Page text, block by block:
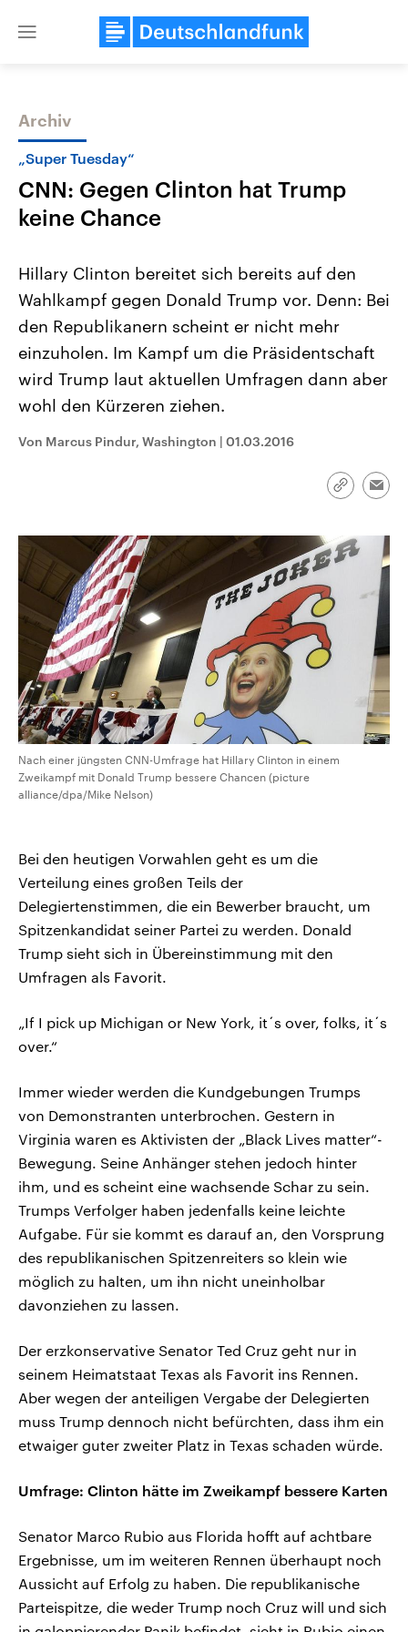
Close
Themen
Landtagswahl Sachsen-Anhalt
2026
Alle Informationen
Sachsen-Anhalt wählt am 6.
September 2026 einen neuen
Landtag. Seit 2021 wird das
Bundesland von einer Koalition aus
Umfragen, Prognosen,
Wahlprogramme, aktuelle Berichte
USA
Aktuelle Beiträge,
Hintergründe
Wirtschaftlich und
gehören die Vereinigten
den mächtigsten Ländern
Archiv
„Super Tuesday“
CNN: Gegen Clinton hat Trump
keine Chance
Hillary Clinton bereitet sich bereits auf den
Wahlkampf gegen Donald Trump vor. Denn: Bei
den Republikanern scheint er nicht mehr
einzuholen. Im Kampf um die Präsidentschaft
wird Trump laut aktuellen Umfragen dann aber
wohl den Kürzeren ziehen.
Von Marcus Pindur, Washington | 01.03.2016
Link
Nach einer jüngsten CNN-Umfrage hat Hillary Clinton in einem
Zweikampf mit Donald Trump bessere Chancen (picture
alliance/dpa/Mike Nelson)
Bei den heutigen Vorwahlen geht es um die
Verteilung eines großen Teils der
Delegiertenstimmen, die ein Bewerber braucht, um
Spitzenkandidat seiner Partei zu werden. Donald
Trump sieht sich in Übereinstimmung mit den
Umfragen als Favorit.
„If I pick up Michigan or New York, it´s over, folks, it´s
over.“
Immer wieder werden die Kundgebungen Trumps
von Demonstranten unterbrochen. Gestern in
Virginia waren es Aktivisten der „Black Lives matter“-
Bewegung. Seine Anhänger stehen jedoch hinter
ihm, und es scheint eine wachsende Schar zu sein.
Trumps Verfolger haben jedenfalls keine leichte
Aufgabe. Für sie kommt es darauf an, den Vorsprung
des republikanischen Spitzenreiters so klein wie
möglich zu halten, um ihn nicht uneinholbar
davonziehen zu lassen.
Der erzkonservative Senator Ted Cruz geht nur in
seinem Heimatstaat Texas als Favorit ins Rennen.
Aber wegen der anteiligen Vergabe der Delegierten
muss Trump dennoch nicht befürchten, dass ihm ein
etwaiger guter zweiter Platz in Texas schaden würde.
Umfrage: Clinton hätte im Zweikampf bessere Karten
Senator Marco Rubio aus Florida hofft auf achtbare
Ergebnisse, um im weiteren Rennen überhaupt noch
Aussicht auf Erfolg zu haben. Die republikanische
Parteispitze, die weder Trump noch Cruz will und sich